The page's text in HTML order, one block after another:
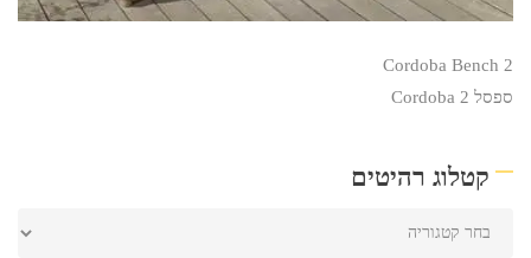
Cordoba Bench 2
ספסל Cordoba 2
קטלוג רהיטים